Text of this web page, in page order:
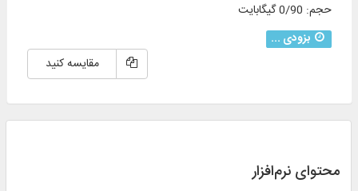
حجم: 0/90 گیگابایت
بزودی ...
مقایسه کنید
محتوای نرم‌افزار